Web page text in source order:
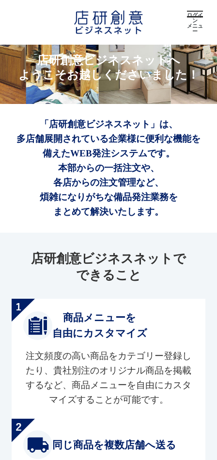
ログイ
ン
メニュ
ー
店研創意ビジネスネットへ
ようこそお越しくださいました！
「店研創意ビジネスネット」は、
多店舗展開されている企業様に便利な機能を
備えたWEB発注システムです。
本部からの一括注文や、
各店からの注文管理など、
煩雑になりがちな備品発注業務を
まとめて解決いたします。
店研創意ビジネスネットで
できること
商品メニューを
自由にカスタマイズ
注文頻度の高い商品をカテゴリー登録し
たり、貴社別注のオリジナル商品を掲載
するなど、商品メニューを自由にカスタ
マイズすることが可能です。
同じ商品を複数店舗へ送る